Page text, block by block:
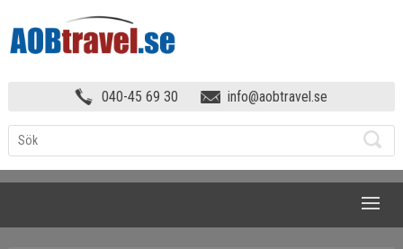
040-45 69 30 info@aobtravel.se